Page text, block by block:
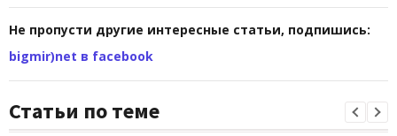
Не пропусти другие интересные статьи, подпишись:
bigmir)net в facebook
Статьи по теме